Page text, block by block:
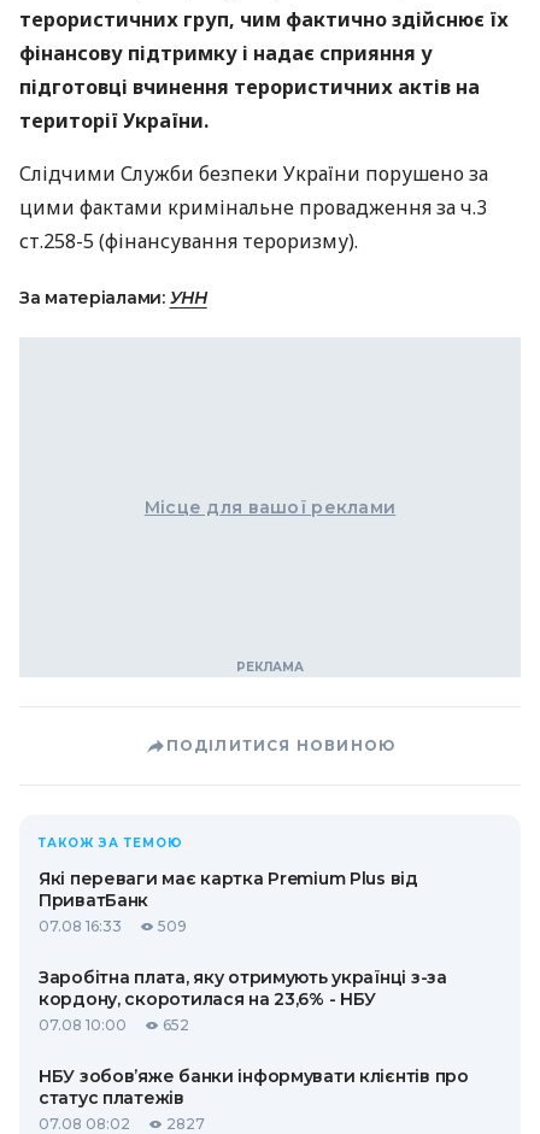
терористичних груп, чим фактично здійснює їх
фінансову підтримку і надає сприяння у
підготовці вчинення терористичних актів на
території України.
Слідчими Служби безпеки України порушено за
цими фактами кримінальне провадження за ч.3
ст.258-5 (фінансування тероризму).
За матеріалами: УНН
Місце для вашої реклами
ПОДІЛИТИСЯ НОВИНОЮ
ТАКОЖ ЗА ТЕМОЮ
Які переваги має картка Premium Plus від
ПриватБанк
07.08 16:33 509
Заробітна плата, яку отримують українці з-за
кордону, скоротилася на 23,6% - НБУ
07.08 10:00 652
НБУ зобов’яже банки інформувати клієнтів про
статус платежів
07.08 08:02 2827